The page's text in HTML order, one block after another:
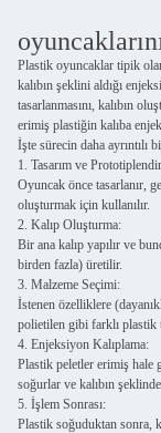
Plastik oyuncaklar tipik
kalıbın şeklini aldığı
tasarlanmasını, kalıbın
erimiş plastiğin kalıba
İşte sürecin daha ayrıntılı
1. Tasarım ve
Oyuncak önce tasarlanır,
oluşturmak için kullanılır.
2. Kalıp Oluşturma:
Bir ana kalıp yapılır ve
birden fazla) üretilir.
3. Malzeme Seçimi:
İstenen özelliklere
polietilen gibi farklı plastik
4. Enjeksiyon Kalıplama:
Plastik peletler erimiş hale
soğurlar ve kalıbın şeklinde
5. İşlem Sonrası:
Plastik soğuduktan sonra,